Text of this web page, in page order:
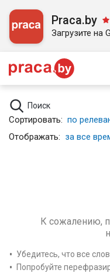
Praca.by
Загрузите на
Поиск
Сортировать: по
Отображать: за все
К сожалению,
Убедитесь, что все
Попробуйте